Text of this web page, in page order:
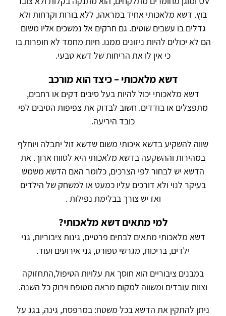
בוץ. דשא מלאכותי אחיד במראהו, ללא בורות וקרחות ולא
גדלים בו עשבים שוטים. גם חרקים אל נמשכים אליו משום
הם לא יכולים להיות ניזונים ממנו. חיות מחמד לא חופרות בו
כי אין לו את הריחות של דשא טבעי.
דשא מלאכותי – כיצד הוא מורכב
דשא מלאכותי יכול להיות בעל סיבים דקים או רחבים,
מתפצלים או בודדים. חשוב לבדוק את צפיפות הסיבים לפי
כובד היריעה.
שווה להשקיע בדשא איכותי משום שדשא זול יתבלה ויוחלף
במהירות וההשקעה בדשא מלאכותי היא לטווח ארוך. את
הדשא יש לבחור לפי הצרכים, כלומר האם הדשא משמש
בעיקר לנוי ולא דורכים עליו כמעט או למשחק של הילדים
ואז יש צורך בבלימת נפילות .
למי מתאים דשא מלאכותי?
דשא מלאכותי מתאים לבתים פרטיים, גינות ציבוריות, גני
ילדים, בריכות, מגרשי ספורט, גני אירועים ועוד.
במבנים ציבוריים הוא חוסך את עלויות הטיפול,התחזוקה
וצוות עובדים ומשווה למקום מראה מטופח וירוק כל השנה.
ניתן להתקין את הדשא בכל משטח: במרפסת, גינה, בגג על